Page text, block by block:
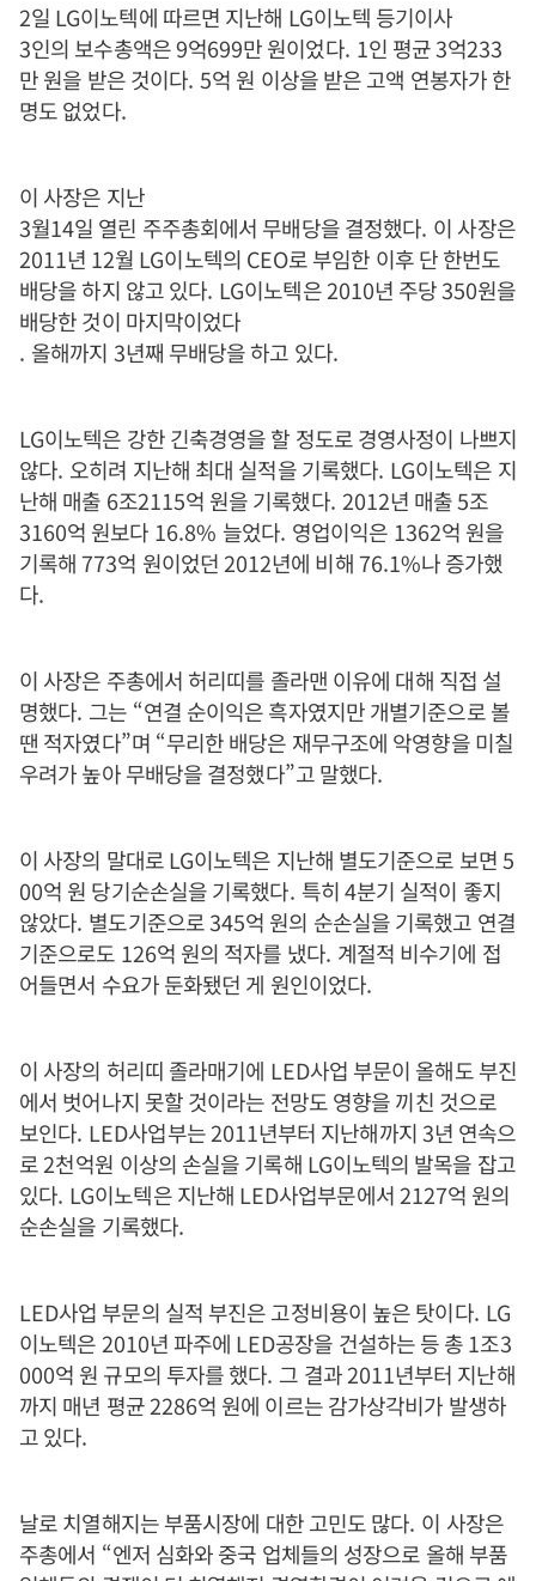
2일 LG이노텍에 따르면 지난해 LG이노텍 등기이사
3인의 보수총액은9억699만 원이었다. 1인 평균3억233
만 원을 받은 것이다. 5억 원 이상을 받은 고액 연봉자가 한
명도 없었다.
이 사장은 지난
3월14일 열린 주주총회에서 무배당을 결정했다. 이 사장은
2011년 12월 LG이노텍의 CEO로 부임한 이후 단 한번도
배당을 하지 않고 있다. LG이노텍은2010년 주당350원을
배당한 것이 마지막이었다
. 올해까지 3년째 무배당을 하고 있다.
LG이노텍은 강한 긴축경영을 할 정도로 경영사정이 나쁘지
않다. 오히려 지난해 최대 실적을 기록했다. LG이노텍은 지
난해 매출 6조2115억 원을 기록했다. 2012년 매출5조
3160억 원보다 16.8% 늘었다. 영업이익은 1362억 원을
기록해773억 원이었던 2012년에 비해76.1%나 증가했
다.
이 사장은 주총에서 허리띠를 졸라맨 이유에 대해 직접 설
명했다. 그는 “연결 순이익은 흑자였지만 개별기준으로 볼
땐 적자였다”며 “무리한 배당은 재무구조에 악영향을 미칠
우려가 높아 무배당을 결정했다”고 말했다.
이 사장의 말대로LG이노텍은 지난해 별도기준으로 보면5
00억 원 당기순손실을 기록했다. 특히4분기 실적이 좋지
않았다. 별도기준으로345억 원의 순손실을 기록했고 연결
기준으로도 126억 원의 적자를 냈다. 계절적 비수기에 접
어들면서 수요가 둔화됐던 게 원인이었다.
이 사장의 허리띠 졸라매기에 LED사업 부문이 올해도 부진
에서 벗어나지 못할 것이라는 전망도 영향을 끼친 것으로
보인다. LED사업부는2011년부터 지난해까지3년 연속으
로2천억원 이상의 손실을 기록해 LG이노텍의 발목을 잡고
있다. LG이노텍은 지난해 LED사업부문에서 2127억 원의
순손실을 기록했다.
LED사업 부문의 실적 부진은 고정비용이 높은 탓이다. LG
이노텍은 2010년 파주에 LED공장을 건설하는 등 총1조3
000억 원 규모의 투자를 했다. 그 결과2011년부터 지난해
까지 매년 평균2286억 원에 이르는 감가상각비가 발생하
고 있다.
날로 치열해지는 부품시장에 대한 고민도 많다. 이 사장은
주총에서 “엔저 심화와 중국 업체들의 성장으로 올해 부품